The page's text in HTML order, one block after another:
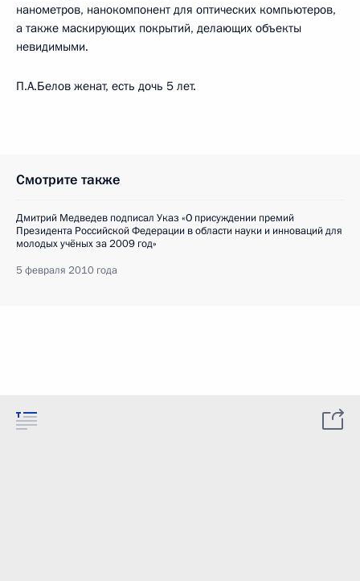
нанометров, нанокомпонент для оптических компьютеров,
а также маскирующих покрытий, делающих объекты
невидимыми.
П.А.Белов женат, есть дочь 5 лет.
Смотрите также
Дмитрий Медведев подписал Указ «О присуждении премий
Президента Российской Федерации в области науки и инноваций для
молодых учёных за 2009 год»
5 февраля 2010 года